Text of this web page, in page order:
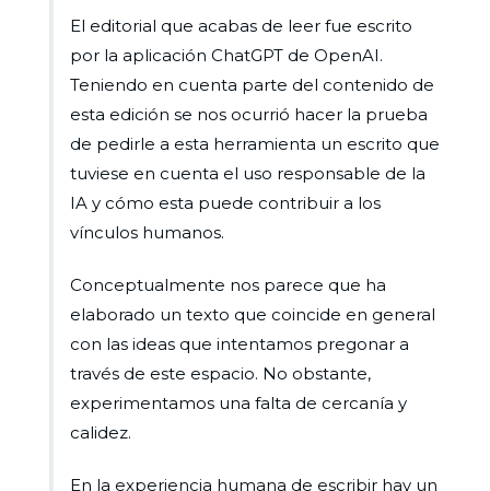
El editorial que acabas de leer fue escrito
por la aplicación ChatGPT de OpenAI.
Teniendo en cuenta parte del contenido de
esta edición se nos ocurrió hacer la prueba
de pedirle a esta herramienta un escrito que
tuviese en cuenta el uso responsable de la
IA y cómo esta puede contribuir a los
vínculos humanos.
Conceptualmente nos parece que ha
elaborado un texto que coincide en general
con las ideas que intentamos pregonar a
través de este espacio. No obstante,
experimentamos una falta de cercanía y
calidez.
En la experiencia humana de escribir hay un